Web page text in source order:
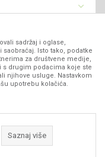
Prijavite se
sadržaj i oglase,
Isto tako, podatke
za društvene medije,
s drugim podacima koje ste
njihove usluge. Nastavkom
upotrebu kolačića.
Saznaj više